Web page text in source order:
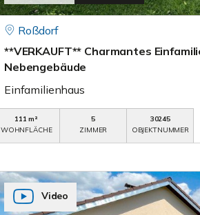
Roßdorf
**VERKAUFT** Charmantes
Nebengebäude
Einfamilienhaus
111 m²
WOHNFLÄCHE
5
ZIMMER
30245
OBJEKTNUMMER
Video